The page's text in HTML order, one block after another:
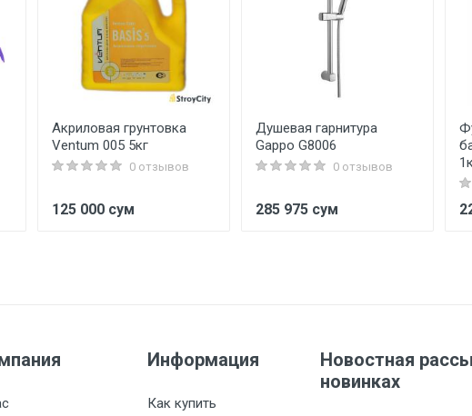
Акриловая грунтовка
Ventum 005 5кг
0 отзывов
125 000 сум
Душевая гарнитура
Gappo G8006
0 отзывов
285 975 сум
Информация
Как купить
Новостная
новинках